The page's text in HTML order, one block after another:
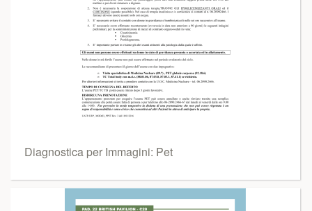
Diagnostica per Immagini: Pet